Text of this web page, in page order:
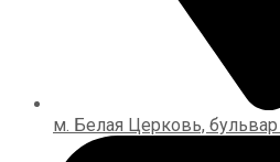
м. Белая Церковь,